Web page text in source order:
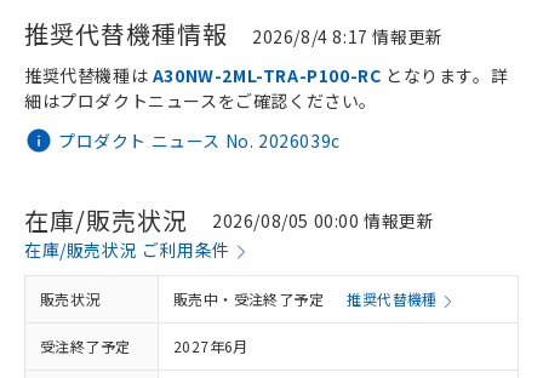
推奨代替機種情報 2026/8/4 8:17 情報更新
プロダクト ニュース No. 2026039c
推奨代替機種は A30NW-2ML-TRA-P100-RC となります。詳
細はプロダクトニュースをご確認ください。
在庫/販売状況
2026/08/05 00:00 情報更新
在庫/販売状況 ご利用条件
販売状況 販売中・受注終了予定 推奨代替機種
受注終了予定 2027年6月